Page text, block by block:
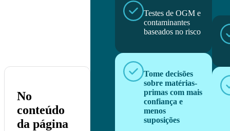
No
conteúdo
da página
Testes de OGM e
contaminantes
baseados no risco
Tome decisões
sobre matérias-
primas com mais
confiança e
menos
suposições